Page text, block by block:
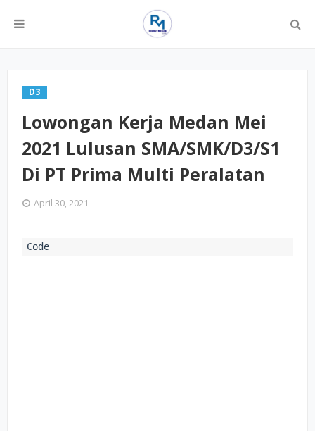
D3
Lowongan Kerja Medan Mei
2021 Lulusan SMA/SMK/D3/S1
Di PT Prima Multi Peralatan
April 30, 2021